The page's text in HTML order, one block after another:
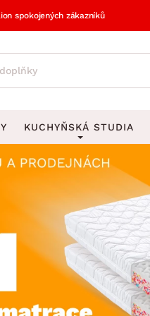
spokojených zákazníků
DEKORACE
Obrazy
Zrcadla
Hodiny
Vázy
Zobrazit vše
KUCHYŇSKÁ STUDIA